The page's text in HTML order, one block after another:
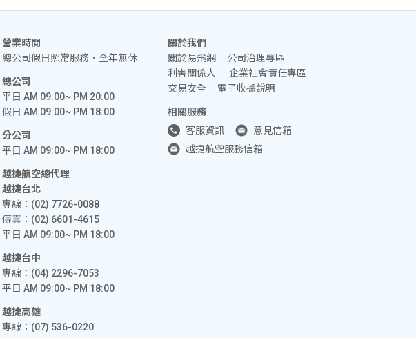
營業時間
總公司假日照常服務．全年無休
總公司
平日 AM 09:00~ PM 20:00
假日 AM 09:00~ PM 18:00
分公司
平日 AM 09:00~ PM 18:00
越捷航空總代理
越捷台北
專線： (02) 7726-0088
傳真：(02) 6601-4615
平日 AM 09:00~ PM 18:00
越捷台中
專線： (04) 2296-7053
平日 AM 09:00~ PM 18:00
越捷高雄
專線： (07) 536-0220
關於我們
關於易飛網
公司治理專區
利害關係人
企業社會責任專區
交易安全
電子收據說明
相關服務
客服資訊
意見信箱
越捷航空服務信箱